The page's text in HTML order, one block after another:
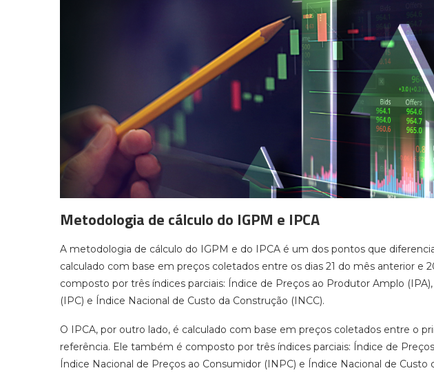
Metodologia de cálculo do IGPM e IPCA
A metodologia de cálculo do IGPM e do IPCA é um dos pontos que
calculado com base em preços coletados entre os dias 21 do mês anterior e
composto por três índices parciais: Índice de Preços ao Produtor Amplo
(IPC) e Índice Nacional de Custo da Construção (INCC).
O IPCA, por outro lado, é calculado com base em preços coletados entre o
referência. Ele também é composto por três índices parciais: Índice de
Índice Nacional de Preços ao Consumidor (INPC) e Índice Nacional de Custo